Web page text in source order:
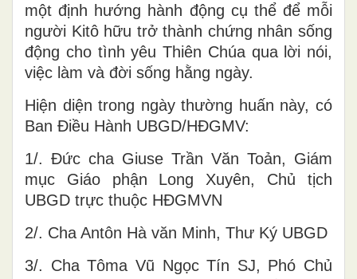
một định hướng hành động cụ thể để mỗi
người Kitô hữu trở thành chứng nhân sống
động cho tình yêu Thiên Chúa qua lời nói,
việc làm và đời sống hằng ngày.
Hiện diện trong ngày thường huấn này, có
Ban Điều Hành UBGD/HĐGMV:
1/. Đức cha Giuse Trần Văn Toản, Giám
mục Giáo phận Long Xuyên, Chủ tịch
UBGD trực thuộc HĐGMVN
2/. Cha Antôn Hà văn Minh, Thư Ký UBGD
3/. Cha Tôma Vũ Ngọc Tín SJ, Phó Chủ